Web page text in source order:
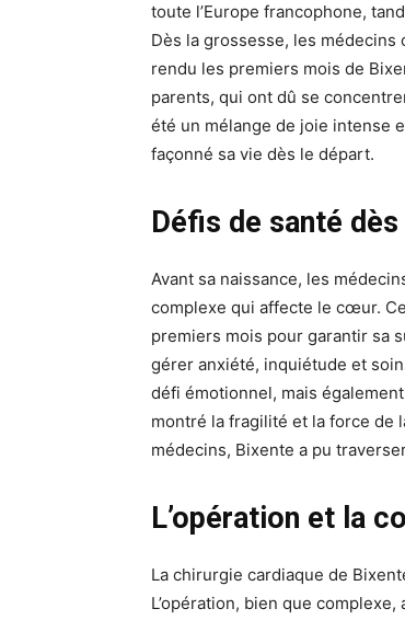
toute l’Europe francophone,
Dès la grossesse, les médecins
rendu les premiers mois de
parents, qui ont dû se
été un mélange de joie intense
façonné sa vie dès le départ.
Défis de santé
Avant sa naissance, les
complexe qui affecte le cœur.
premiers mois pour garantir sa
gérer anxiété, inquiétude et
défi émotionnel, mais
montré la fragilité et la force de
médecins, Bixente a pu
L’opération et la
La chirurgie cardiaque de
L’opération, bien que